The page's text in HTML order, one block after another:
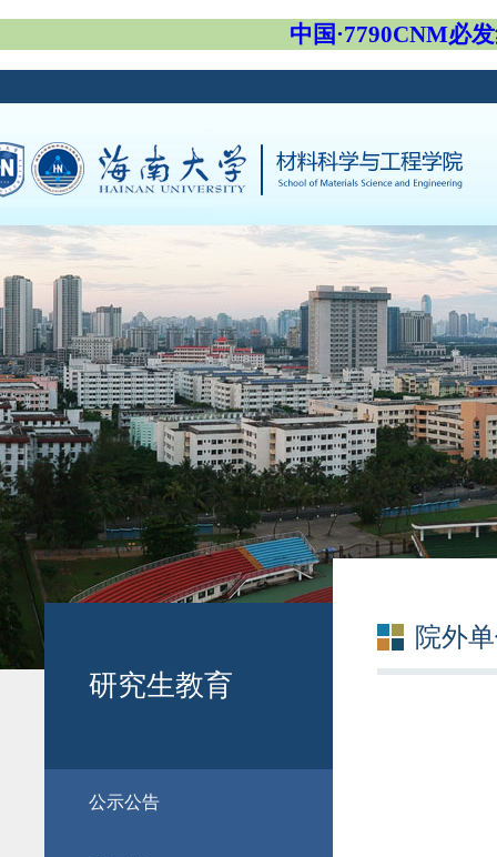
中国·7790CNM必
研究生教育
公示公告
院外